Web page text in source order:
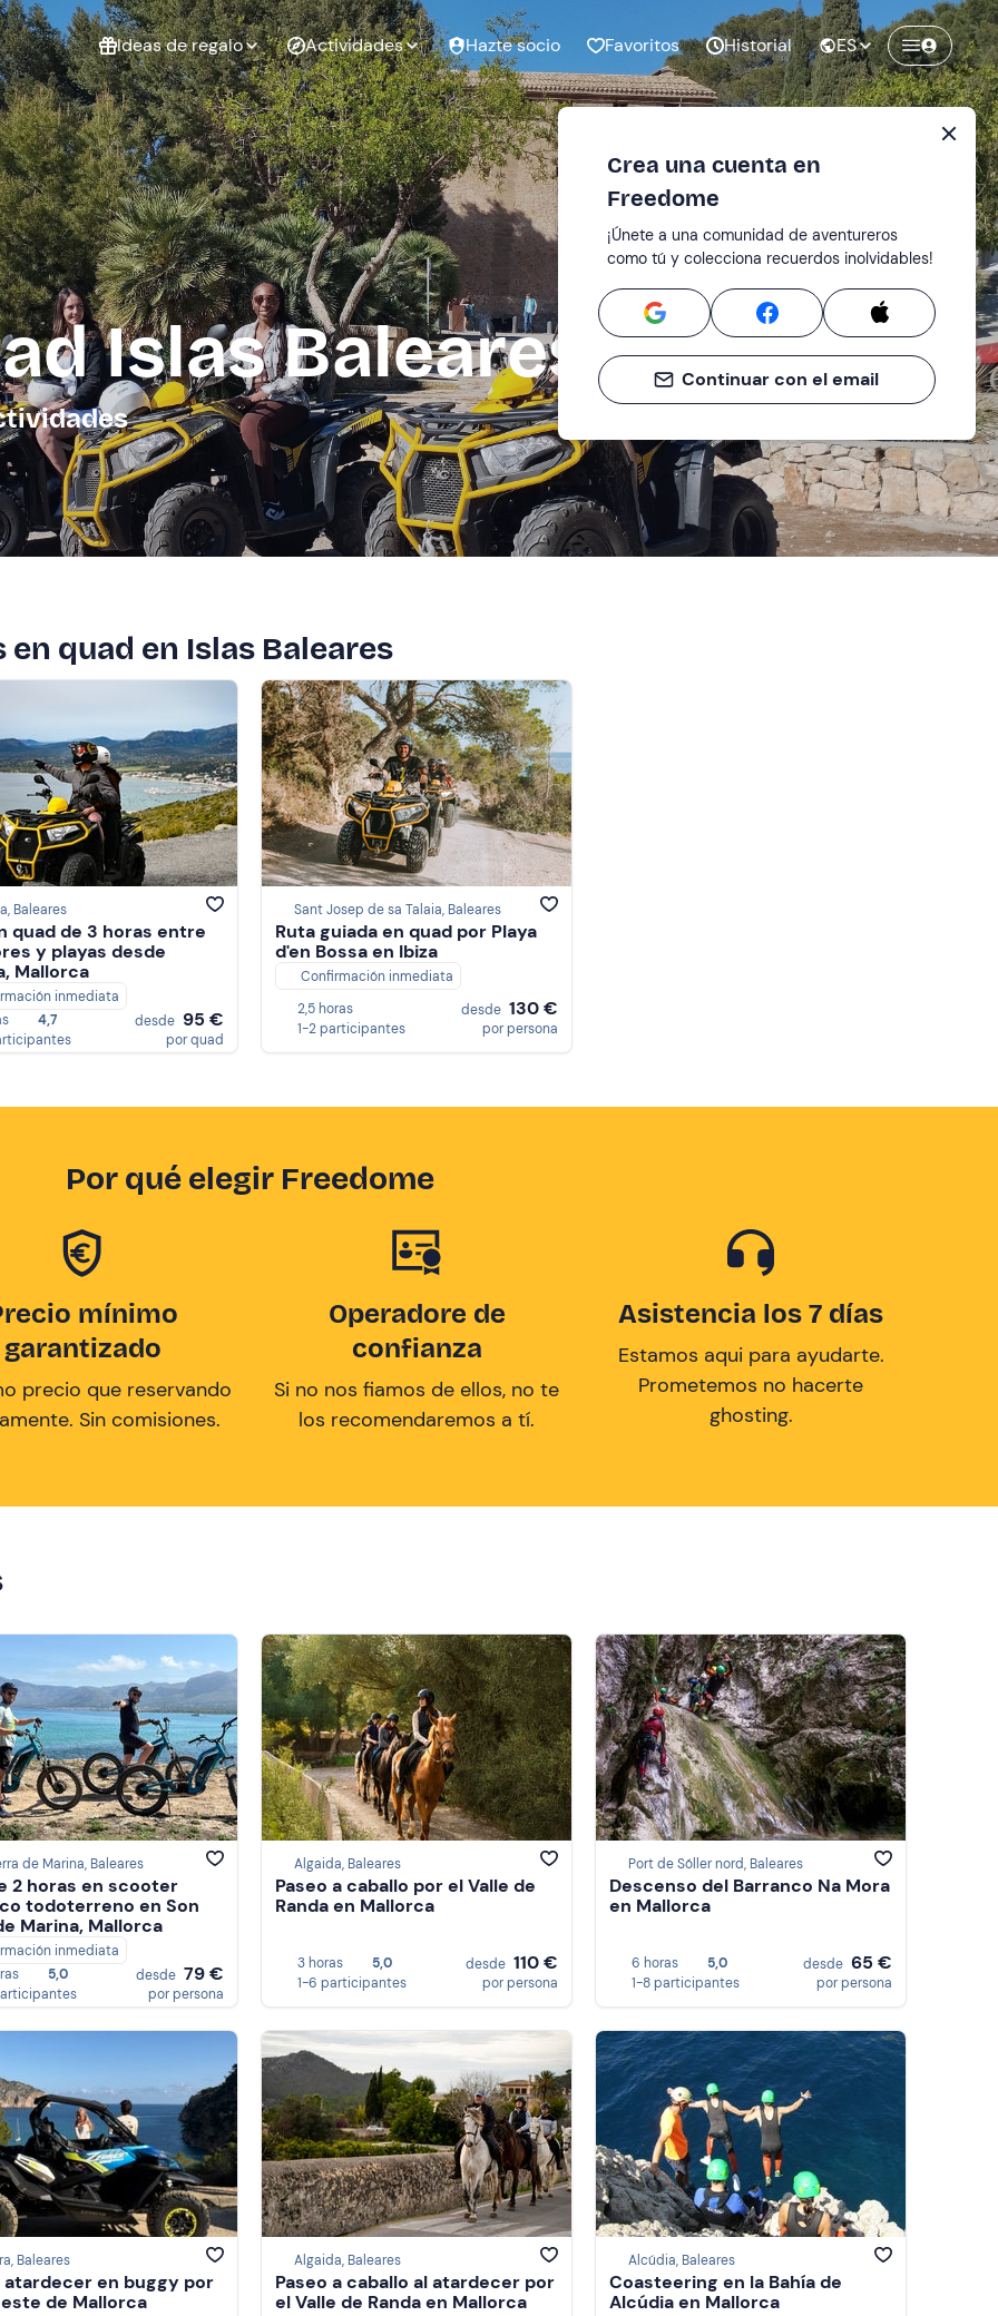
Ideas de regalo
que te
aire libre
Experiencias
para regalar
Experiencias
para regalar
en pareja
Regalo de
cumpleaños
Regalo de
graduación
Despedida de
soltero
Despedida de
soltera
Actividades Hazte socio Favoritos Historial ES
Islas Baleares
quad en Islas Baleares
Baleares
quad de 3 horas entre
y playas desde
Mallorca
inmediata
4,7
desde 95 €
por quad
Sant Josep de sa Talaia, Baleares
Ruta guiada en quad por Playa
d'en Bossa en Ibiza
Confirmación inmediata
2,5 horas
1-2 participantes
desde 130 €
por persona
Por qué elegir Freedome
mínimo
garantizado
precio que reservando
Sin comisiones.
Operadore de
confianza
Si no nos fiamos de ellos, no te
los recomendaremos a tí.
Asistencia los 7 días
Estamos aqui para ayudarte.
Prometemos no hacerte
ghosting.
de Marina, Baleares
2 horas en scooter
todoterreno en Son
Marina, Mallorca
inmediata
5,0
desde 79 €
por persona
Algaida, Baleares
Paseo a caballo por el Valle de
Randa en Mallorca
3 horas
5,0
1-6 participantes
desde 110 €
por persona
Port de Sóller nord, Baleares
Descenso del Barranco Na Mora
en Mallorca
6 horas
5,0
1-8 participantes
desde 65 €
por persona
Baleares
atardecer en buggy por
de Mallorca
Algaida, Baleares
Paseo a caballo al atardecer por
el Valle de Randa en Mallorca
Alcúdia, Baleares
Coasteering en la Bahía de
Alcúdia en Mallorca
Crea una cuenta en
Freedome
¡Únete a una comunidad de aventureros
como tú y colecciona recuerdos inolvidables!
Continuar con el email